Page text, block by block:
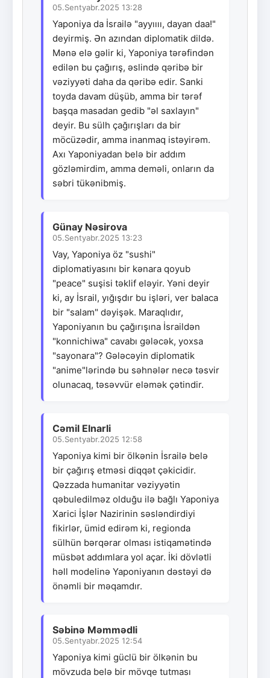
05.Sentyabr.2025 13:28
Yaponiya da İsrailə "ayyıııı, dayan daa!"
deyirmiş. Ən azından diplomatik dildə.
Mənə elə gəlir ki, Yaponiya tərəfindən
edilən bu çağırış, əslində qəribə bir
vəziyyəti daha da qəribə edir. Sanki
toyda davam düşüb, amma bir tərəf
başqa masadan gedib "əl saxlayın"
deyir. Bu sülh çağırışları da bir
möcüzədir, amma inanmaq istəyirəm.
Axı Yaponiyadan belə bir addım
gözləmirdim, amma deməli, onların da
səbri tükənibmiş.
Günay Nəsirova
05.Sentyabr.2025 13:23
Vay, Yaponiya öz "sushi"
diplomatiyasını bir kənara qoyub
"peace" suşisi təklif eləyir. Yəni deyir
ki, ay İsrail, yığışdır bu işləri, ver balaca
bir "salam" dəyişək. Maraqlıdır,
Yaponiyanın bu çağırışına İsraildən
"konnichiwa" cavabı gələcək, yoxsa
"sayonara"? Gələcəyin diplomatik
"anime"lərində bu səhnələr necə təsvir
olunacaq, təsəvvür eləmək çətindir.
Cəmil Elnarli
05.Sentyabr.2025 12:58
Yaponiya kimi bir ölkənin İsrailə belə
bir çağırış etməsi diqqət çəkicidir.
Qəzzada humanitar vəziyyətin
qəbuledilməz olduğu ilə bağlı Yaponiya
Xarici İşlər Nazirinin səsləndirdiyi
fikirlər, ümid edirəm ki, regionda
sülhün bərqərar olması istiqamətində
müsbət addımlara yol açar. İki dövlətli
həll modelinə Yaponiyanın dəstəyi də
önəmli bir məqamdır.
Səbinə Məmmədli
05.Sentyabr.2025 12:54
Yaponiya kimi güclü bir ölkənin bu
mövzuda belə bir mövqe tutması